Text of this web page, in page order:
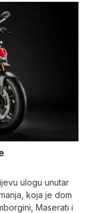
ulogu unutar
koja je dom
Maserati i